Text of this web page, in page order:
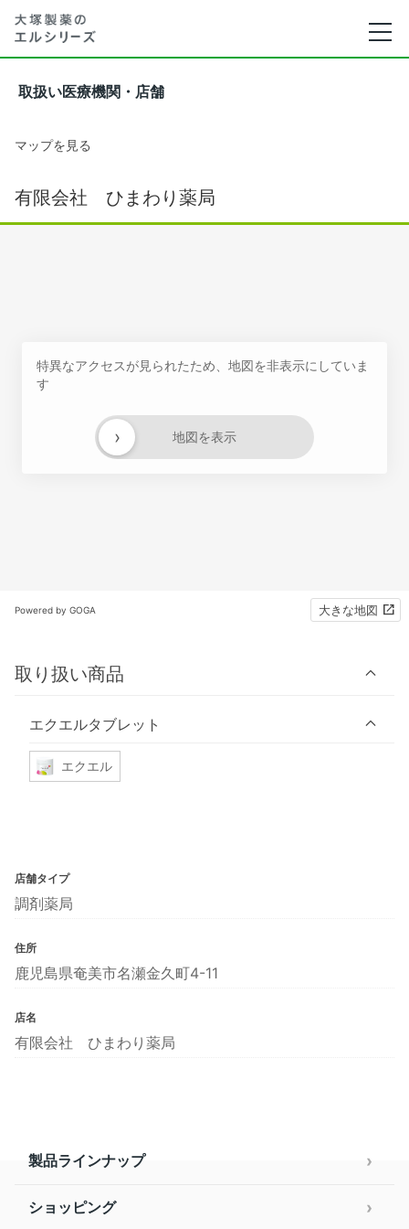
取扱い医療機関・店舗
マップを見る
有限会社 ひまわり薬局
特異なアクセスが見られたため、地図を非表示にしていま
す
地図を表示
›
Powered by GOGA 大きな地図
取り扱い商品
エクエルタブレット
エクエル
店舗タイプ
調剤薬局
住所
鹿児島県奄美市名瀬金久町4-11
店名
有限会社 ひまわり薬局
製品ラインナップ
ショッピング